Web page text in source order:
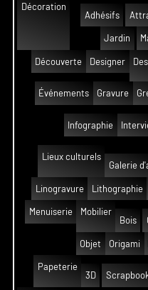
Décoration
Adhésifs
Jardin
Découverte Designer
Événements Gravure
Infographie
Lieux culturels
Galerie
Linogravure Lithographie
Menuiserie
Mobilier
Bois
Objet Origami
Papeterie
3D